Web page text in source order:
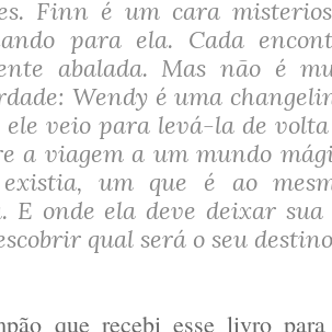
Finn é um cara
para ela. Cada
abalada. Mas não é
Wendy é uma
ele veio para levá-la de
a viagem a um mundo
existia, um que é ao
E onde ela deve deixar
qual será o seu
que recebi esse livro